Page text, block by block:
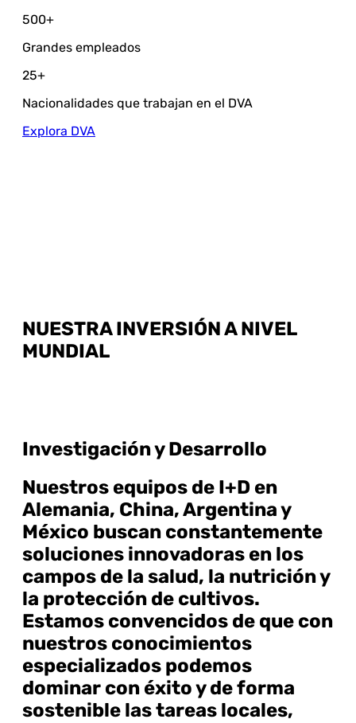
500+
Grandes empleados
25+
Nacionalidades que trabajan en el DVA
Explora DVA
NUESTRA INVERSIÓN A NIVEL
MUNDIAL
Investigación y Desarrollo
Nuestros equipos de I+D en
Alemania, China, Argentina y
México buscan constantemente
soluciones innovadoras en los
campos de la salud, la nutrición y
la protección de cultivos.
Estamos convencidos de que con
nuestros conocimientos
especializados podemos
dominar con éxito y de forma
sostenible las tareas locales,